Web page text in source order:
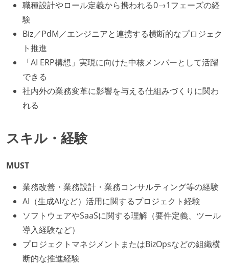
職種設計やロール定義から携われる0→1フェーズの経
験
Biz／PdM／エンジニアと連携する横断的なプロジェク
ト推進
「AI ERP構想」実現に向けた中核メンバーとして活躍
できる
社内外の業務変革に影響を与える仕組みづくりに関わ
れる
スキル・経験
MUST
業務改善・業務設計・業務コンサルティング等の経験
AI（生成AIなど）活用に関するプロジェクト経験
ソフトウェアやSaaSに関する理解（要件定義、ツール
導入経験など）
プロジェクトマネジメントまたはBizOpsなどの組織横
断的な推進経験